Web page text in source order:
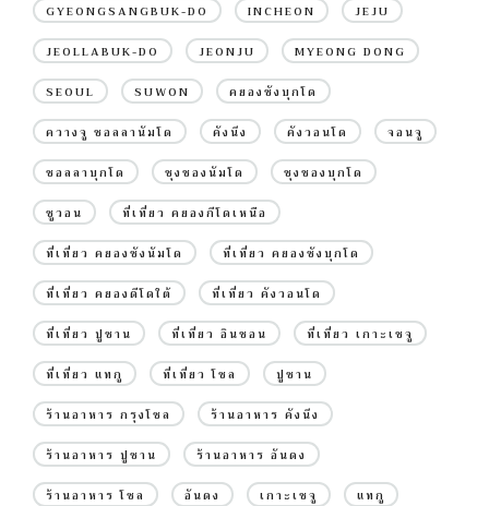
GYEONGSANGBUK-DO INCHEON JEJU
JEOLLABUK-DO JEONJU MYEONG DONG
SEOUL SUWON คยองซังบุกโด
ควางจู ชอลลานัมโด คังนึง คังวอนโด จอนจู
ชอลลาบุกโด ชุงชองนัมโด ชุงชองบุกโด
ซูวอน ที่เที่ยว คยองกีโดเหนือ
ที่เที่ยว คยองซังนัมโด ที่เที่ยว คยองซังบุกโด
ที่เที่ยว คยองดีโดใต้ ที่เที่ยว คังวอนโด
ที่เที่ยว ปูซาน ที่เที่ยว อินชอน ที่เที่ยว เกาะเชจู
ที่เที่ยว แทกู ที่เที่ยว โซล ปูซาน
ร้านอาหาร กรุงโซล ร้านอาหาร คังนึง
ร้านอาหาร ปูซาน ร้านอาหาร อันดง
ร้านอาหาร โซล อันดง เกาะเชจู แทกู